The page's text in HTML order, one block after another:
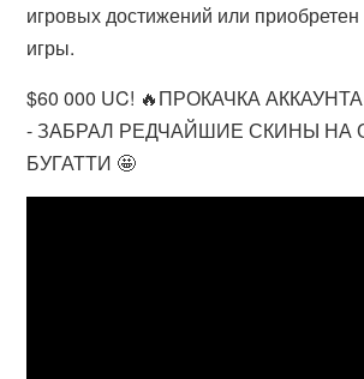
игровых достижений или
игры.
$60 000 UC! 🔥ПРОКАЧКА
- ЗАБРАЛ РЕДЧАЙШИЕ СКИНЫ НА
БУГАТТИ 🤩